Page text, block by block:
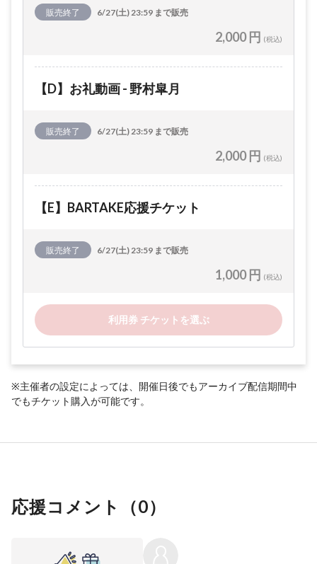
販売終了 6/27(土) 23:59 まで販売
2,000 円 (税込)
【D】お礼動画 - 野村皐月
販売終了 6/27(土) 23:59 まで販売
2,000 円 (税込)
【E】BARTAKE応援チケット
販売終了 6/27(土) 23:59 まで販売
1,000 円 (税込)
利用券 チケットを選ぶ
※主催者の設定によっては、開催日後でもアーカイブ配信期間中
でもチケット購入が可能です。
応援コメント（0）